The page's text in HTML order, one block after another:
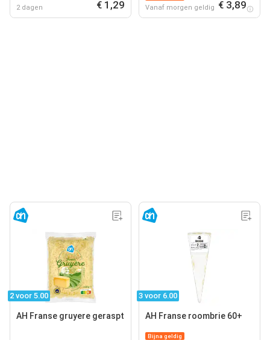
2 dagen € 1,29 Vanaf morgen geldig € 3,89
2 voor 5.00
AH Franse gruyere geraspt
3 voor 6.00
AH Franse roombrie 60+
Bijna geldig